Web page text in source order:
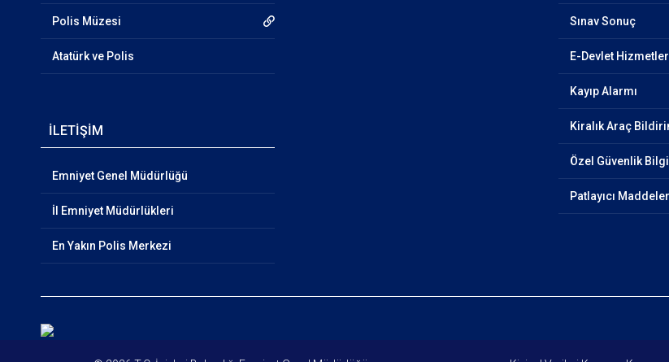
Polis Müzesi
Atatürk ve Polis
Sınav Sonuç
E-Devlet
Kayıp Alarmı
Kiralık Araç
Özel Güvenlik
Patlayıcı
İLETİŞİM
Emniyet Genel Müdürlüğü
İl Emniyet Müdürlükleri
En Yakın Polis Merkezi